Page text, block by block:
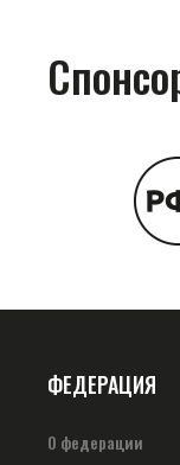
ФЕДЕРАЦИЯ
О федерации